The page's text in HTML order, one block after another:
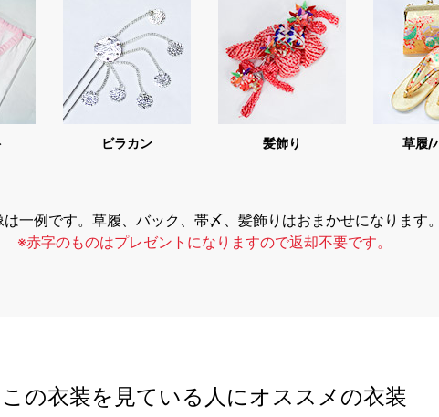
ビラカン 髪飾り 草履/
一例です。草履、バック、帯〆、髪飾りはおまかせになります。
※赤字のものはプレゼントになりますので返却不要です。
この衣装を見ている人にオススメの衣装